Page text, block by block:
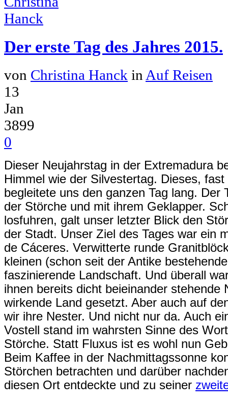
Der erste Tag des Jahres 2015.
von Christina Hanck in Auf Reisen
13
Jan
3899
0
Dieser Neujahrstag in der Extremadura
Himmel wie der Silvestertag. Dieses,
begleitete uns den ganzen Tag lang. Der
der Störche und mit ihrem Geklapper.
losfuhren, galt unser letzter Blick den
der Stadt. Unser Ziel des Tages war ein
de Cáceres. Verwitterte runde
kleinen (schon seit der Antike
faszinierende Landschaft. Und überall
ihnen bereits dicht beieinander stehende
wirkende Land gesetzt. Aber auch auf
wir ihre Nester. Und nicht nur da. Auch
Vostell stand im wahrsten Sinne des
Störche. Statt Fluxus ist es wohl nun
Beim Kaffee in der Nachmittagssonne
Störchen betrachten und darüber
diesen Ort entdeckte und zu seiner